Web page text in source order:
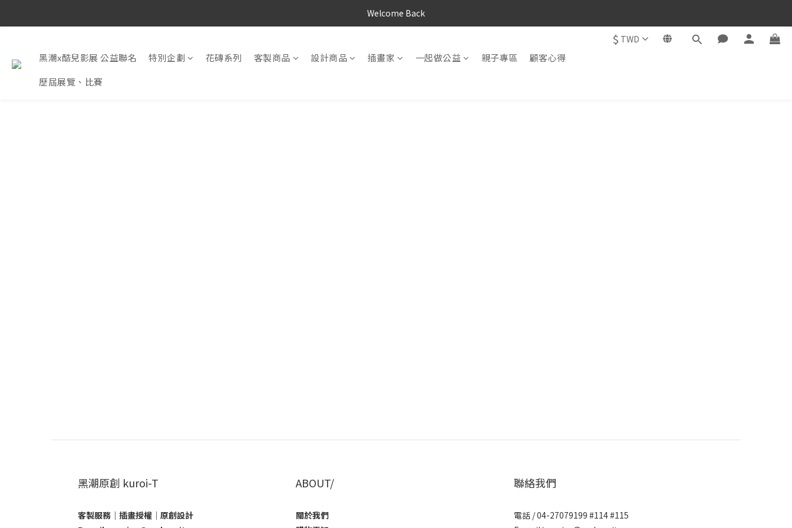
Welcome Back
$ TWD
黑潮x酷兒影展 公益聯名 特別企劃 花磚系列 客製商品 設計商品 插畫家 一起做公益 親子專區
顧客心得
歷屆展覽、比賽
黑潮原創 kuroi-T
客製服務｜插畫授權｜原創設計
ABOUT/
關於我們
聯絡我們
電話 / 04-27079199 #114 #115